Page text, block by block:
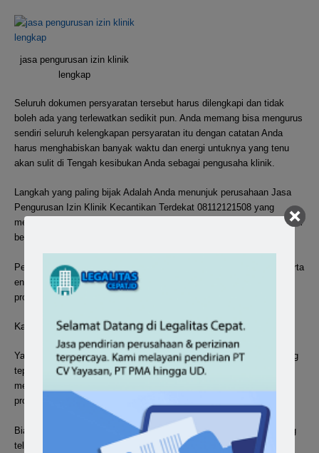
jasa pengurusan izin klinik
lengkap
Seluruh dokumen persyaratan tersebut harus dilengkapi dan tidak
boleh ada yang terlewatkan sedikit pun. Anda memang bisa mengurus
sendiri seluruh kelengkapan persyaratan itu dengan catatan Anda
harus menghabiskan banyak waktu dan energi untuknya yang tenu
akan sulit di Tengah kesibukan Anda sebagai pengusaha klinik.
Langkah yang paling bijak Adalah Anda menunjuk perusahaan Jasa
Pengurusan Izin Klinik Kecantikan Terdekat 08112121508 yang
memang sudah berpengalaman di bidang pengurusan izin klinik dalam
berbagai bentuknya.
Penunjukkan ini akan memperingan Anda dan menghemat waktu serta
energi Anda untuk mengurusnya. Biarlah kami sebagai tenaga
professional yang mengurus dokument Anda.
Kami Solusi Biro Jasa Izin Klinik serta izin operasional Klinik
Ya kami adalah solusi Biro Jasa Izin Klinik Utama dan Pratama yang
tepat untuk Anda. Kami akan membantu mempermudah Anda dalam
mengurus izin klinik secara lengkap, hingga tuntas dan sangat
professional.
Biaya Pengurusan izin klinik sangat bergantung pada dokumen yang
telah dimiliki dan kami siap bernegosiasi dengan Anda mengenai hal